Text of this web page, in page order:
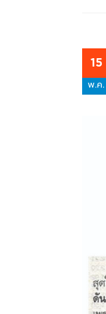
15
พ.ค.